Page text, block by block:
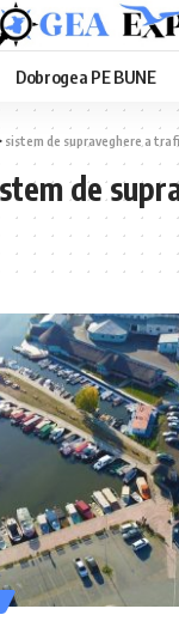
Dobrogea PE BUNE
sistem de supraveghere a
de